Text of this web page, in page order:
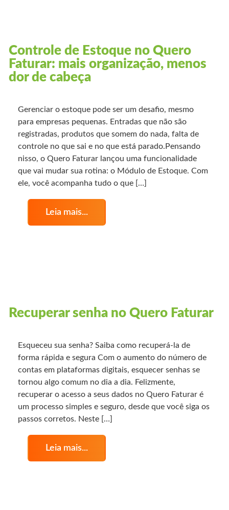
Controle de Estoque no Quero
Faturar: mais organização, menos
dor de cabeça
Gerenciar o estoque pode ser um desafio, mesmo
para empresas pequenas. Entradas que não são
registradas, produtos que somem do nada, falta de
controle no que sai e no que está parado.Pensando
nisso, o Quero Faturar lançou uma funcionalidade
que vai mudar sua rotina: o Módulo de Estoque. Com
ele, você acompanha tudo o que […]
Leia mais...
Recuperar senha no Quero Faturar
Esqueceu sua senha? Saiba como recuperá-la de
forma rápida e segura Com o aumento do número de
contas em plataformas digitais, esquecer senhas se
tornou algo comum no dia a dia. Felizmente,
recuperar o acesso a seus dados no Quero Faturar é
um processo simples e seguro, desde que você siga os
passos corretos. Neste […]
Leia mais...